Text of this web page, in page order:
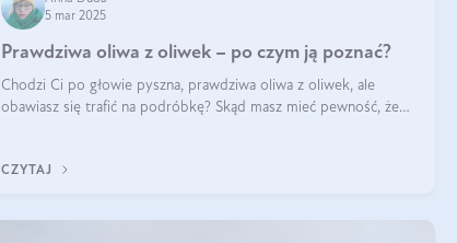
5 mar 2025
Prawdziwa oliwa z oliwek – po czym ją poznać?
Chodzi Ci po głowie pyszna, prawdziwa oliwa z oliwek, ale
obawiasz się trafić na podróbkę? Skąd masz mieć pewność, że
CZYTAJ